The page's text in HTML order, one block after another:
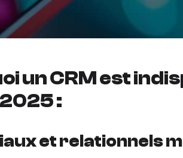
un CRM est
:
et relationnels